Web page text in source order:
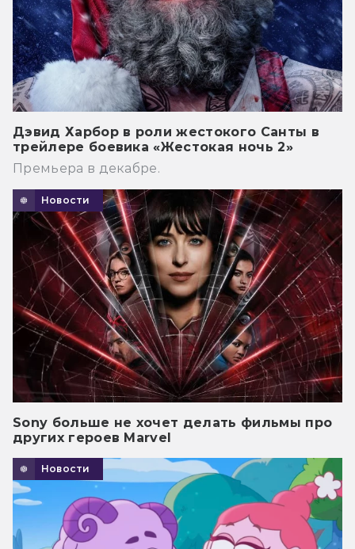
Дэвид Харбор в роли жестокого Санты в
трейлере боевика «Жестокая ночь 2»
Премьера в декабре.
Новости
Sony больше не хочет делать фильмы про
других героев Marvel
Новости